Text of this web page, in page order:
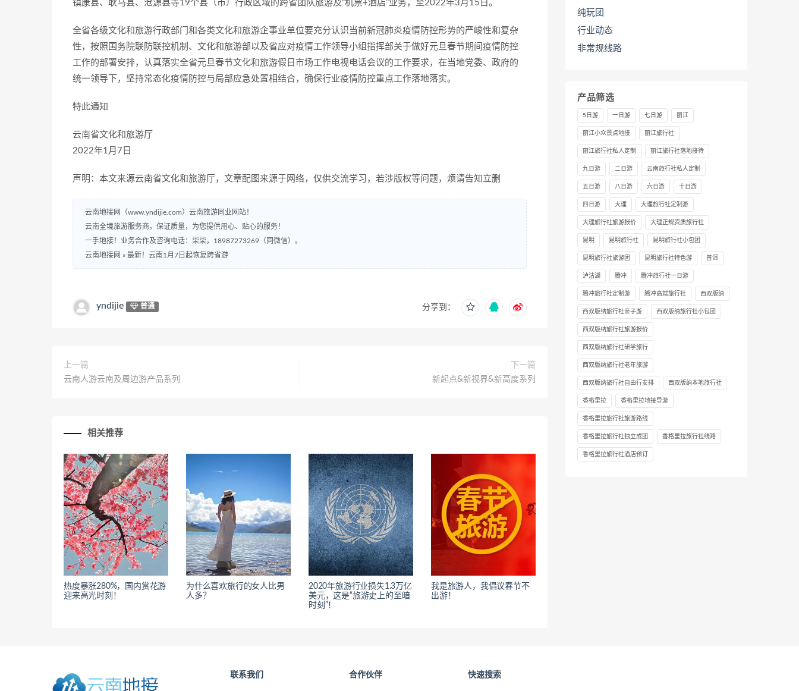
镇康县、耿马县、沧源县等19个县（市）行政区域的跨省团队旅游及“机票+酒店”业务，至2022年3月15日。
全省各级文化和旅游行政部门和各类文化和旅游企事业单位要充分认识当前新冠肺炎疫情防控形势的严峻性和复杂
性，按照国务院联防联控机制、文化和旅游部以及省应对疫情工作领导小组指挥部关于做好元旦春节期间疫情防控
工作的部署安排，认真落实全省元旦春节文化和旅游假日市场工作电视电话会议的工作要求，在当地党委、政府的
统一领导下，坚持常态化疫情防控与局部应急处置相结合，确保行业疫情防控重点工作落地落实。
特此通知
云南省文化和旅游厅
2022年1月7日
声明：本文来源云南省文化和旅游厅，文章配图来源于网络，仅供交流学习，若涉版权等问题，烦请告知立删
云南地接网（www.yndijie.com）云南旅游同业网站！
云南全境旅游服务商，保证质量，为您提供用心、贴心的服务！
一手地接！业务合作及咨询电话：柒柒，18987273269（同微信）。
云南地接网 » 最新！云南1月7日起恢复跨省游
yndijie 普通 分享到：
上一篇
云南人游云南及周边游产品系列
下一篇
新起点&新视界&新高度系列
相关推荐
热度暴涨280%，国内赏花游
迎来高光时刻！
为什么喜欢旅行的女人比男
人多？
2020年旅游行业损失1.3万亿
美元，这是“旅游史上的至暗
时刻”！
我是旅游人，我倡议春节不
出游！
纯玩团
行业动态
非常规线路
产品筛选
5日游 一日游 七日游 丽江
丽江小众景点地接 丽江旅行社
丽江旅行社私人定制 丽江旅行社落地接待
九日游 二日游 云南旅行社私人定制
五日游 八日游 六日游 十日游
四日游 大理 大理旅行社定制游
大理旅行社旅游报价 大理正规资质旅行社
昆明 昆明旅行社 昆明旅行社小包团
昆明旅行社旅游团 昆明旅行社特色游 普洱
泸沽湖 腾冲 腾冲旅行社一日游
腾冲旅行社定制游 腾冲高端旅行社 西双版纳
西双版纳旅行社亲子游 西双版纳旅行社小包团
西双版纳旅行社旅游报价
西双版纳旅行社研学旅行
西双版纳旅行社老年旅游
西双版纳旅行社自由行安排 西双版纳本地旅行社
香格里拉 香格里拉地接导游
香格里拉旅行社旅游路线
香格里拉旅行社独立成团 香格里拉旅行社线路
香格里拉旅行社酒店预订
联系我们 合作伙伴 快速搜索